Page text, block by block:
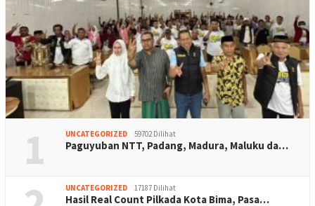
1 UNCATEGORIZED 59702 Dilihat
Paguyuban NTT, Padang, Madura, Maluku da…
UNCATEGORIZED 17187 Dilihat
Hasil Real Count Pilkada Kota Bima, Pasa…